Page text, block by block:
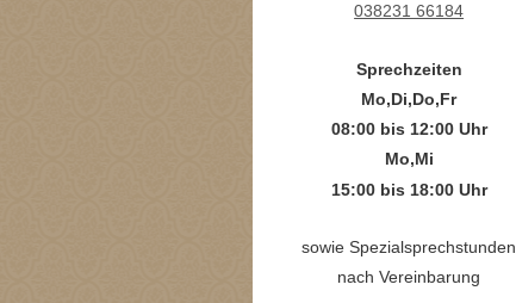
038231 66184
Sprechzeiten
Mo,Di,Do,Fr
08:00 bis 12:00 Uhr
Mo,Mi
15:00 bis 18:00 Uhr
sowie Spezialsprechstunden
nach Vereinbarung